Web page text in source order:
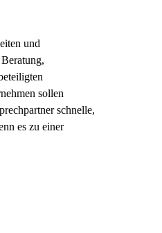
und
sollen
schnelle,
es zu einer